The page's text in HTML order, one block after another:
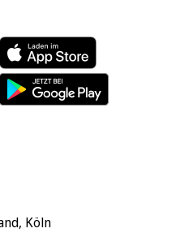
Köln